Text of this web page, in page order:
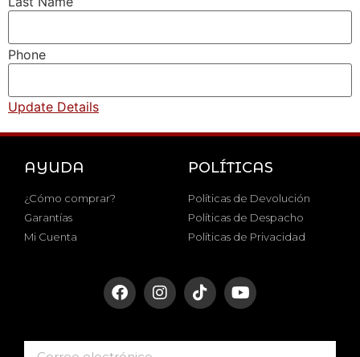
Phone
Update Details
AYUDA
¿Cómo comprar?
Garantías
Mi Cuenta
POLÍTICAS
Políticas de Devolución
Políticas de Despacho
Políticas de Privacidad